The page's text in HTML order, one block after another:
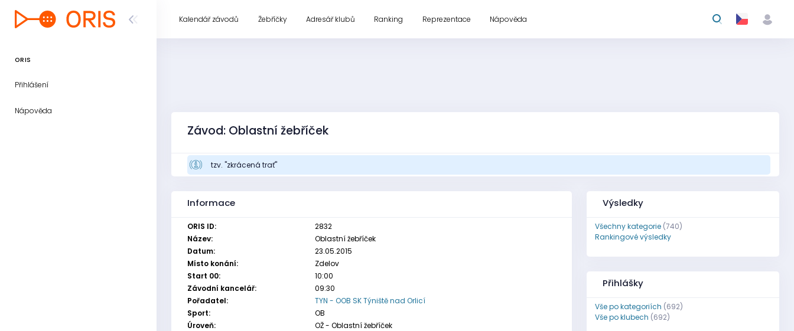
ORIS
Přihlášení
Nápověda
Kalendář závodů Žebříčky Adresář klubů Ranking Reprezentace Nápověda
Závod: Oblastní žebříček
tzv. "zkrácená trať"
Informace
ORIS ID:
2832
Název:
Oblastní žebříček
Datum:
23.05.2015
Místo konání:
Zdelov
Start 00:
10:00
Závodní kancelář:
09:30
Pořadatel:
TYN - OOB SK Týniště nad Orlicí
Sport:
OB
Úroveň:
OŽ - Oblastní žebříček
Výsledky
Všechny kategorie (740)
Rankingové výsledky
Přihlášky
Vše po kategoriích (692)
Vše po klubech (692)